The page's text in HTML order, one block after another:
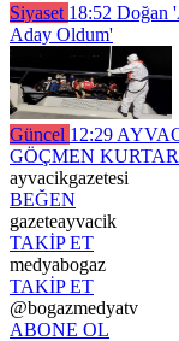
Siyaset 18:52 Doğan
Aday Oldum'
Güncel 12:29
GÖÇMEN
ayvacikgazetesi
BEĞEN
gazeteayvacik
TAKİP ET
medyabogaz
TAKİP ET
@bogazmedyatv
ABONE OL